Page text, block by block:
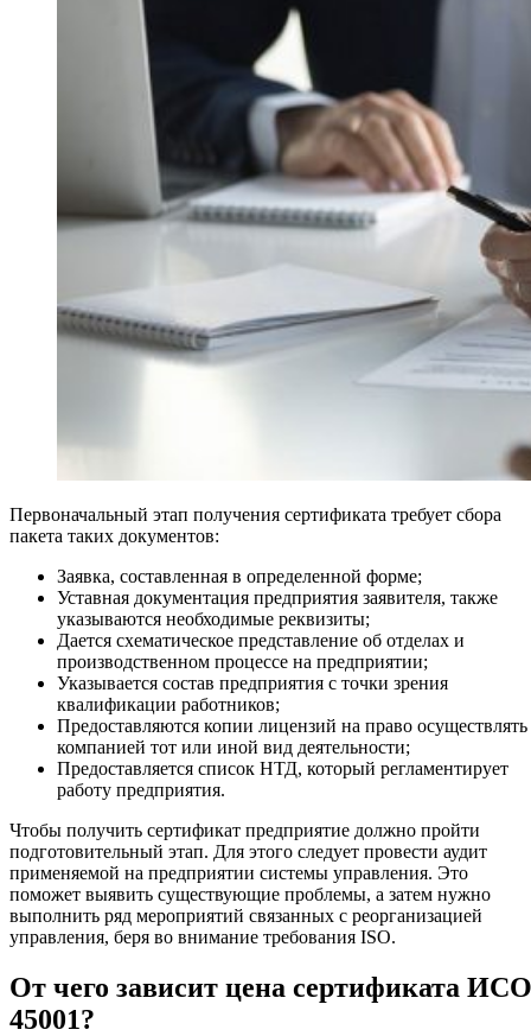
Первоначальный этап получения сертификата требует сбора
пакета таких документов:
Заявка, составленная в определенной форме;
Уставная документация предприятия заявителя, также
указываются необходимые реквизиты;
Дается схематическое представление об отделах и
производственном процессе на предприятии;
Указывается состав предприятия с точки зрения
квалификации работников;
Предоставляются копии лицензий на право осуществлять
компанией тот или иной вид деятельности;
Предоставляется список НТД, который регламентирует
работу предприятия.
Чтобы получить сертификат предприятие должно пройти
подготовительный этап. Для этого следует провести аудит
применяемой на предприятии системы управления. Это
поможет выявить существующие проблемы, а затем нужно
выполнить ряд мероприятий связанных с реорганизацией
управления, беря во внимание требования ISO.
От чего зависит цена сертификата ИСО
45001?